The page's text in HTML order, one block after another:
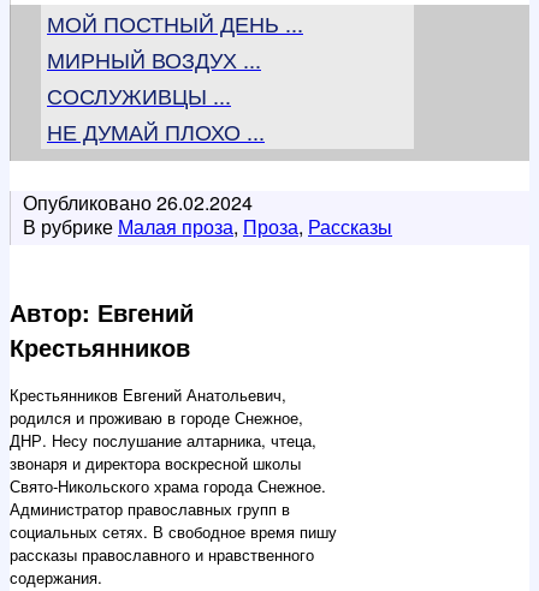
МОЙ ПОСТНЫЙ ДЕНЬ ...
МИРНЫЙ ВОЗДУХ ...
СОСЛУЖИВЦЫ ...
НЕ ДУМАЙ ПЛОХО ...
Опубликовано26.02.2024
В рубрике Малая проза, Проза, Рассказы
Автор: Евгений
Крестьянников
Крестьянников Евгений Анатольевич,
родился и проживаю в городе Снежное,
ДНР. Несу послушание алтарника, чтеца,
звонаря и директора воскресной школы
Свято-Никольского храма города Снежное.
Администратор православных групп в
социальных сетях. В свободное время пишу
рассказы православного и нравственного
содержания.